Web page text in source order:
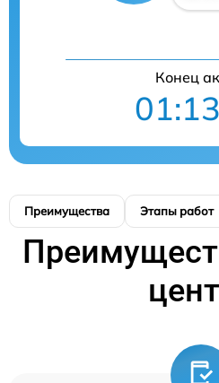
Конец
Преимущества Этапы работ